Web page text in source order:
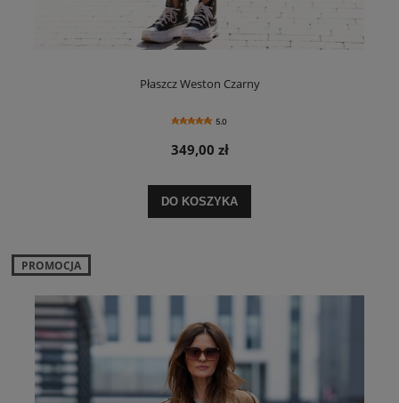
Płaszcz Weston Czarny
5.0
349,00 zł
DO KOSZYKA
PROMOCJA